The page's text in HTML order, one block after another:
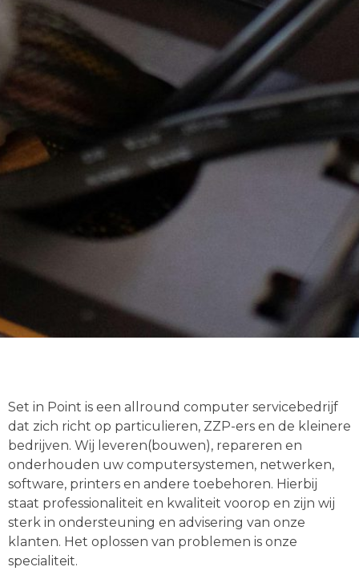
Set in Point is een allround computer servicebedrijf
dat zich richt op particulieren, ZZP-ers en de kleinere
bedrijven. Wij leveren(bouwen), repareren en
onderhouden uw computersystemen, netwerken,
software, printers en andere toebehoren. Hierbij
staat professionaliteit en kwaliteit voorop en zijn wij
sterk in ondersteuning en advisering van onze
klanten. Het oplossen van problemen is onze
specialiteit.